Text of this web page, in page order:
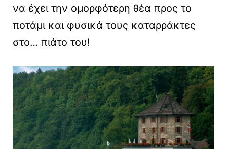
να έχει την ομορφότερη θέα προς το
ποτάμι και φυσικά τους καταρράκτες
στο… πιάτο του!